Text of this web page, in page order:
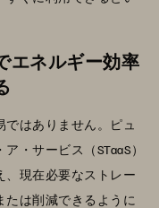
エネルギー効率
はありません。ピュ
・サービス（STaaS）
、現在必要なストレー
たは削減できるように